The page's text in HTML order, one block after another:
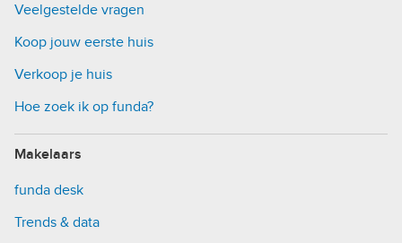
Veelgestelde vragen
Koop jouw eerste huis
Verkoop je huis
Hoe zoek ik op funda?
Makelaars
funda desk
Trends & data